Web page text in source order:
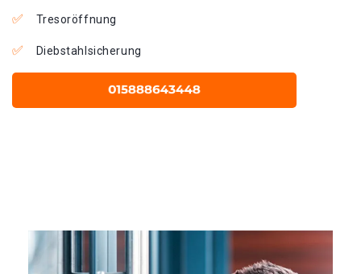
Tresoröffnung
Diebstahlsicherung